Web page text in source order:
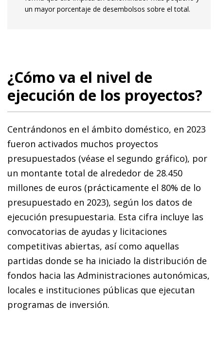
un mayor porcentaje de desembolsos sobre el total.
¿Cómo va el nivel de
ejecución de los proyectos?
Centrándonos en el ámbito doméstico, en 2023
fueron activados muchos proyectos
presupuestados (véase el segundo gráfico), por
un montante total de alrededor de 28.450
millones de euros (prácticamente el 80% de lo
presupuestado en 2023), según los datos de
ejecución presupuestaria. Esta cifra incluye las
convocatorias de ayudas y licitaciones
competitivas abiertas, así como aquellas
partidas donde se ha iniciado la distribución de
fondos hacia las Administraciones autonómicas,
locales e instituciones públicas que ejecutan
programas de inversión.